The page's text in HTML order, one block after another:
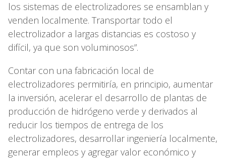
los sistemas de electrolizadores se ensamblan y
venden localmente. Transportar todo el
electrolizador a largas distancias es costoso y
difícil, ya que son voluminosos”.
Contar con una fabricación local de
electrolizadores permitiría, en principio, aumentar
la inversión, acelerar el desarrollo de plantas de
producción de hidrógeno verde y derivados al
reducir los tiempos de entrega de los
electrolizadores, desarrollar ingeniería localmente,
generar empleos y agregar valor económico y